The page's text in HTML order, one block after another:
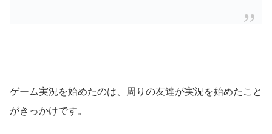
ゲーム実況を始めたのは、周りの友達が実況を始めたこと
がきっかけです。